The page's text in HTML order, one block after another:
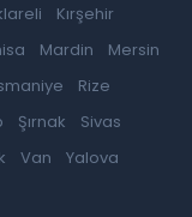
Kırşehir
Mardin
Mersin
Rize
Şırnak
Sivas
Van
Yalova